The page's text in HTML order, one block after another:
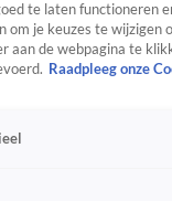
te laten functioneren
om je keuzes te
aan de webpagina te
Raadpleeg onze